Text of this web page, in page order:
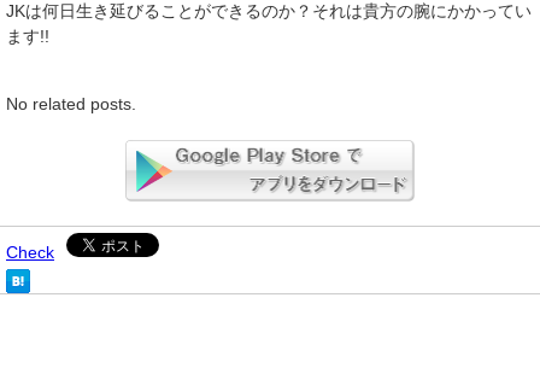
JKは何日生き延びることができるのか？それは貴方の腕にかかってい
ます!!
No related posts.
Check